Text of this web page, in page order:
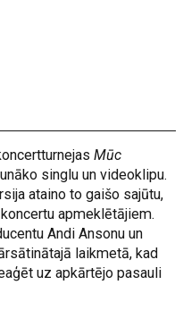
Mūc
singlu un videoklipu.
ataino to gaišo sajūtu,
apmeklētājiem.
Andi Ansonu un
laikmetā, kad
uz apkārtējo pasauli